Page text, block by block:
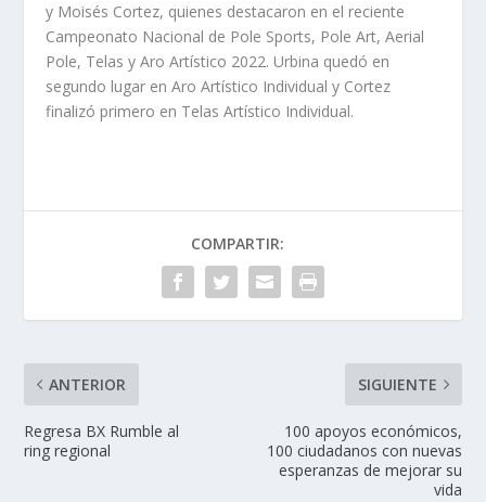
y Moisés Cortez, quienes destacaron en el reciente
Campeonato Nacional de Pole Sports, Pole Art, Aerial
Pole, Telas y Aro Artístico 2022. Urbina quedó en
segundo lugar en Aro Artístico Individual y Cortez
finalizó primero en Telas Artístico Individual.
COMPARTIR:
ANTERIOR
Regresa BX Rumble al
ring regional
SIGUIENTE
100 apoyos económicos,
100 ciudadanos con nuevas
esperanzas de mejorar su
vida